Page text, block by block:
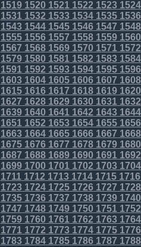
1519152015211522 15231524
15311532 1533153415351536
15431544154515461547 1548
155515561557 155815591560
1567 15681569157015711572
1579158015811582 15831584
15911592 1593159415951596
16031604160516061607 1608
161516161617 161816191620
1627 16281629163016311632
1639164016411642 16431644
16511652 1653165416551656
16631664166516661667 1668
167516761677 167816791680
1687 16881689169016911692
1699170017011702 17031704
17111712 1713171417151716
17231724172517261727 1728
173517361737 173817391740
1747 17481749175017511752
1759176017611762 17631764
17711772 1773177417751776
17831784178517861787 1788